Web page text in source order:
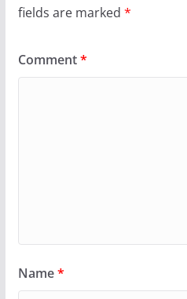
fields are marked *
Comment*
Name*